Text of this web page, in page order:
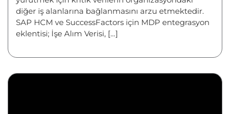
diğer iş alanlarına bağlanmasını arzu etmektedir.
SAP HCM ve SuccessFactors için MDP entegrasyon
eklentisi; İşe Alım Verisi, […]